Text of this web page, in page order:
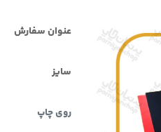
عنوان سفارش
سایز
روی چاپ